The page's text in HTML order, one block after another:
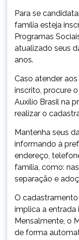
Para se
família esteja
Programas
atualizado seus
anos.
Caso atender
inscrito, procure
Auxílio Brasil na
realizar o
Mantenha seus
informando à
endereço,
família, como:
separação e
O
implica a entrada
Mensalmente, o
de forma